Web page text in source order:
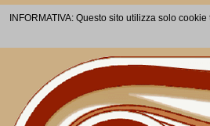
INFORMATIVA: Questo sito utilizza solo